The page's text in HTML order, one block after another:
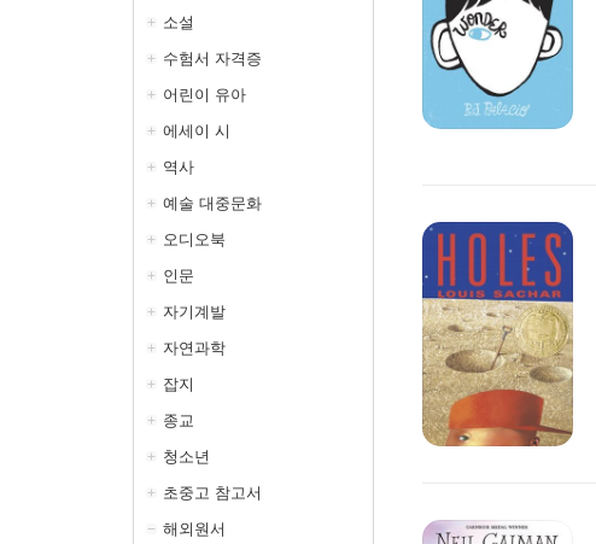
소설
수험서 자격증
어린이 유아
에세이 시
역사
예술 대중문화
오디오북
인문
자기계발
자연과학
잡지
종교
청소년
초중고 참고서
해외원서